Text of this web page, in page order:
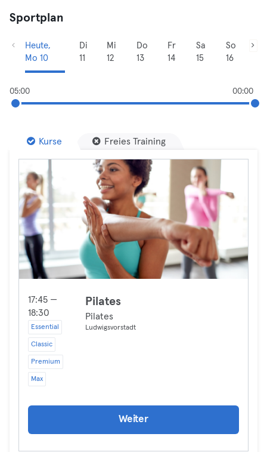
Sportplan
Heute,
Mo 10
Di
11
Mi
12
Do
13
Fr
14
Sa
15
So
16
05:00 00:00
Kurse Freies Training
17:45 —
18:30
Essential
Classic
Premium
Max
Pilates
Pilates
Ludwigsvorstadt
Weiter